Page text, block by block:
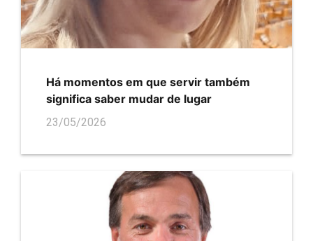
Há momentos em que servir também
significa saber mudar de lugar
23/05/2026